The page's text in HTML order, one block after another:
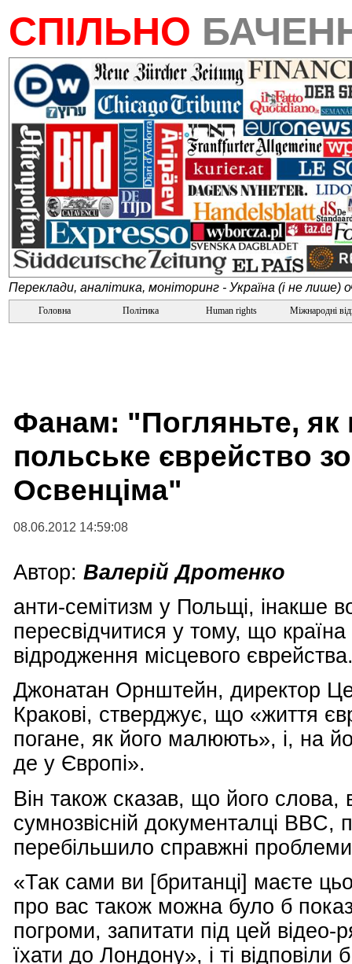
СПІЛЬНО
Переклади, аналітика, моніторинг - Україна (і не лише)
Головна Політика Human rights Міжнародні
Фанам: "Погляньте, як
польське єврейство
Освенціма"
08.06.2012 14:59:08
Автор: Валерій Дротенко
анти-семітизм у Польщі, інакше
пересвідчитися у тому, що
відродження місцевого
Джонатан Орнштейн, директор
Кракові, стверджує, що «життя
погане, як його малюють», і, на
де у Європі».
Він також сказав, що його слова,
сумнозвісній документалці BBC,
перебільшило справжні
«Так сами ви [британці] маєте
про вас також можна було б
погроми, запитати під цей
їхати до Лондону», і ті відповіли